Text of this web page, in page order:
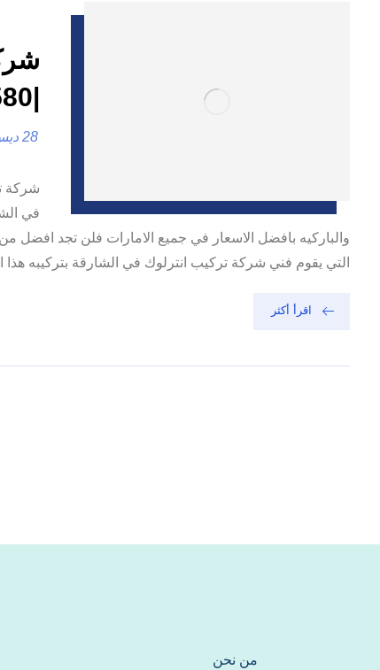
|0557821580 |تركيب بلاط
28 ديسمبر، 2024
والباركيه بافضل الاسعار في جميع الامارات فلن تجد افضل
التي يقوم فني شركة تركيب انترلوك في الشارقة بتركيبه هذا
اقرأ أكثر
من نحن